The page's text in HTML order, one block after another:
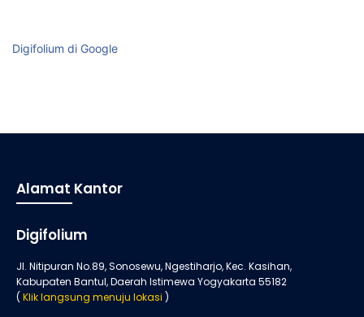
Digifolium di Google
Alamat Kantor
Digifolium
Jl. Nitipuran No.89, Sonosewu, Ngestiharjo, Kec. Kasihan,
Kabupaten Bantul, Daerah Istimewa Yogyakarta 55182
( Klik langsung menuju lokasi )